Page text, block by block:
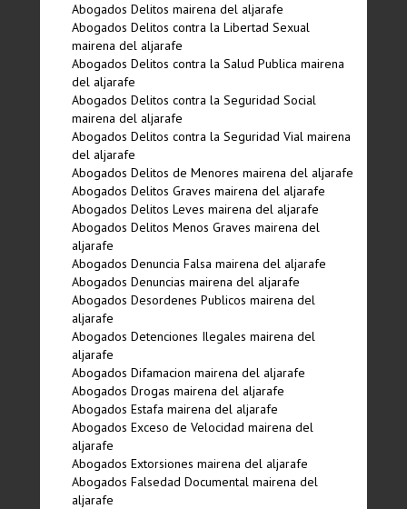
Abogados Delitos mairena del aljarafe
Abogados Delitos contra la Libertad Sexual
mairena del aljarafe
Abogados Delitos contra la Salud Publica mairena
del aljarafe
Abogados Delitos contra la Seguridad Social
mairena del aljarafe
Abogados Delitos contra la Seguridad Vial mairena
del aljarafe
Abogados Delitos de Menores mairena del aljarafe
Abogados Delitos Graves mairena del aljarafe
Abogados Delitos Leves mairena del aljarafe
Abogados Delitos Menos Graves mairena del
aljarafe
Abogados Denuncia Falsa mairena del aljarafe
Abogados Denuncias mairena del aljarafe
Abogados Desordenes Publicos mairena del
aljarafe
Abogados Detenciones Ilegales mairena del
aljarafe
Abogados Difamacion mairena del aljarafe
Abogados Drogas mairena del aljarafe
Abogados Estafa mairena del aljarafe
Abogados Exceso de Velocidad mairena del
aljarafe
Abogados Extorsiones mairena del aljarafe
Abogados Falsedad Documental mairena del
aljarafe